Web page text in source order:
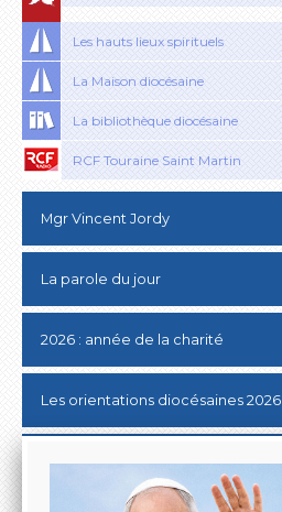
Les hauts lieux spirituels
La Maison diocésaine
La bibliothèque diocésaine
RCF Touraine Saint Martin
Mgr Vincent Jordy
La parole du jour
2026 : année de la charité
Les orientations diocésaines 2026
Donner au Denier